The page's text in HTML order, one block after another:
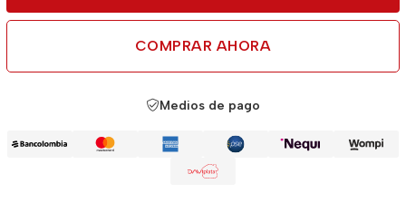
COMPRAR AHORA
Medios de pago